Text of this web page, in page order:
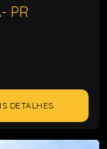
PR
DETALHES